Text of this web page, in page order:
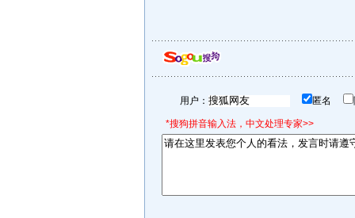
用户： 匿名
*搜狗拼音输入法，中文处理专家>>